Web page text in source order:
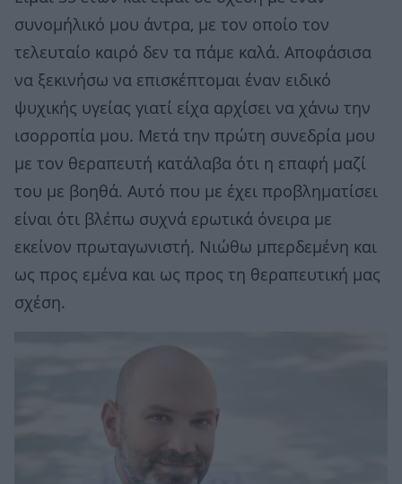
συνομήλικό μου άντρα, με τον οποίο τον
τελευταίο καιρό δεν τα πάμε καλά. Αποφάσισα
να ξεκινήσω να επισκέπτομαι έναν ειδικό
ψυχικής υγείας γιατί είχα αρχίσει να χάνω την
ισορροπία μου. Μετά την πρώτη συνεδρία μου
με τον θεραπευτή κατάλαβα ότι η επαφή μαζί
του με βοηθά. Αυτό που με έχει προβληματίσει
είναι ότι βλέπω συχνά ερωτικά όνειρα με
εκείνον πρωταγωνιστή. Νιώθω μπερδεμένη και
ως προς εμένα και ως προς τη θεραπευτική μας
σχέση.